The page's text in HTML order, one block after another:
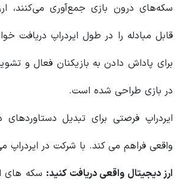
سکه‌های درون بازی جمع‌آوری می‌کنند،
قابل مبادله را در طول ایردراپ دریافت
برای پاداش دادن به بازیکنان فعال و
در بازی طراحی شده است.
ایردراپ فرصتی برای تبدیل
واقعی فراهم می کند. با شرکت در ایردراپ
ارز دیجیتال واقعی دریافت کنید: سکه های